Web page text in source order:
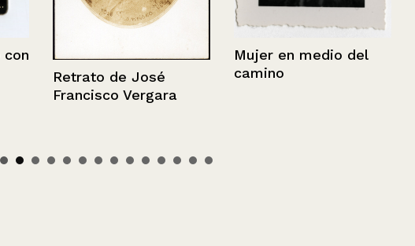
Retrato de José
Francisco Vergara
Mujer en medio del
camino